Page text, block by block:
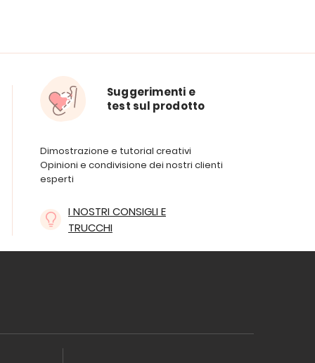
Suggerimenti e
test sul prodotto
Dimostrazione e tutorial creativi
Opinioni e condivisione dei nostri clienti
esperti
I NOSTRI CONSIGLI E
TRUCCHI